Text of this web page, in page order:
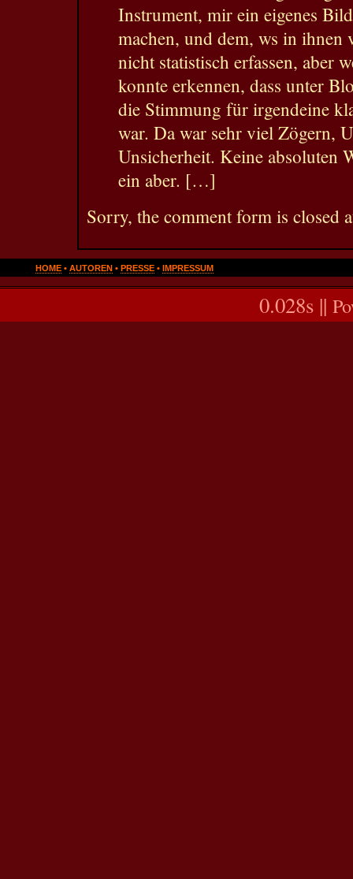
Instrument, mir ein eigenes
machen, und dem, ws in ihnen
nicht statistisch erfassen, aber
konnte erkennen, dass unter
die Stimmung für irgendeine
war. Da war sehr viel Zögern,
Unsicherheit. Keine absoluten
ein aber. […]
Sorry, the comment form is closed
HOME • AUTOREN • PRESSE • IMPRESSUM
0.028s ||